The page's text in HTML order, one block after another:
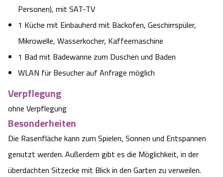
Personen), mit SAT-TV
1 Küche mit Einbauherd mit Backofen, Geschirrspüler,
Mikrowelle, Wasserkocher, Kaffeemaschine
1 Bad mit Badewanne zum Duschen und Baden
WLAN für Besucher auf Anfrage möglich
Verpflegung
ohne Verpflegung
Besonderheiten
Die Rasenfläche kann zum Spielen, Sonnen und Entspannen
genutzt werden. Außerdem gibt es die Möglichkeit, in der
überdachten Sitzecke mit Blick in den Garten zu verweilen.